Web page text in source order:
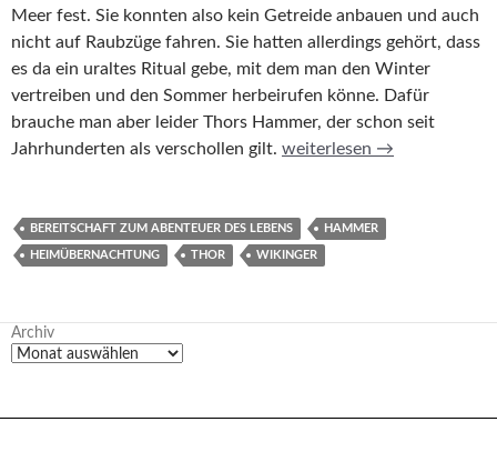
Meer fest. Sie konnten also kein Getreide anbauen und auch
nicht auf Raubzüge fahren. Sie hatten allerdings gehört, dass
es da ein uraltes Ritual gebe, mit dem man den Winter
vertreiben und den Sommer herbeirufen könne. Dafür
brauche man aber leider Thors Hammer, der schon seit
Jahrhunderten als verschollen gilt. Die Wikinger aus dem Dorf
weiterlesen →
BEREITSCHAFT ZUM ABENTEUER DES LEBENS HAMMER
HEIMÜBERNACHTUNG THOR WIKINGER
Archiv